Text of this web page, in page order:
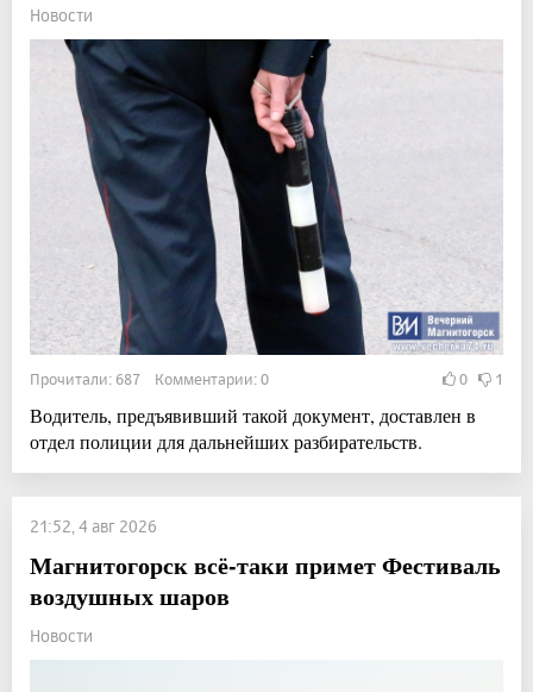
Новости
Прочитали: 687 Комментарии: 0 0 1
Водитель, предъявивший такой документ, доставлен в
отдел полиции для дальнейших разбирательств.
21:52, 4 авг 2026
Магнитогорск всё-таки примет Фестиваль
воздушных шаров
Новости